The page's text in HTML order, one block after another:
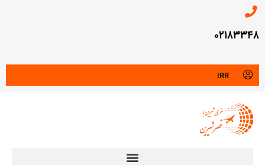
۰۲۱۸۳۳۴۸
IRR